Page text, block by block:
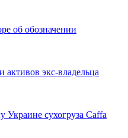
об обозначении
экс-владельца
сухогруза Caffa